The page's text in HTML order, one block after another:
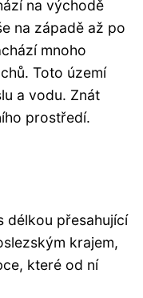
na východě
na západě až po
mnoho
Toto území
a vodu. Znát
prostředí.
délkou přesahující
krajem,
které od ní